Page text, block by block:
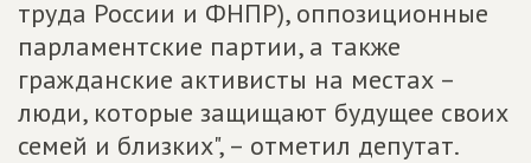
труда России и ФНПР), оппозиционные
парламентские партии, а также
гражданские активисты на местах –
люди, которые защищают будущее своих
семей и близких", – отметил депутат.